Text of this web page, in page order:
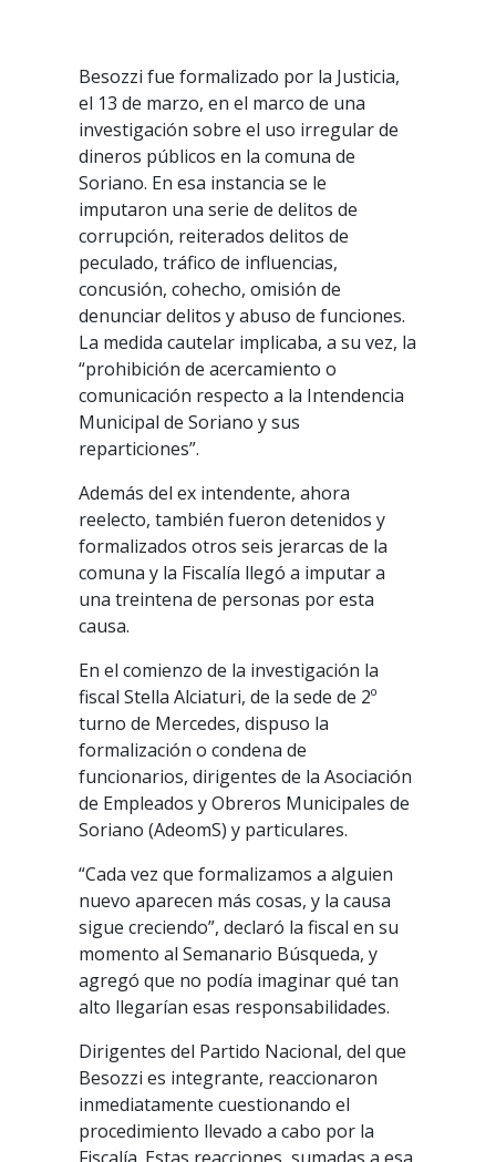
Besozzi fue formalizado por la Justicia,
el 13 de marzo, en el marco de una
investigación sobre el uso irregular de
dineros públicos en la comuna de
Soriano. En esa instancia se le
imputaron una serie de delitos de
corrupción, reiterados delitos de
peculado, tráfico de influencias,
concusión, cohecho, omisión de
denunciar delitos y abuso de funciones.
La medida cautelar implicaba, a su vez, la
“prohibición de acercamiento o
comunicación respecto a la Intendencia
Municipal de Soriano y sus
reparticiones”.
Además del ex intendente, ahora
reelecto, también fueron detenidos y
formalizados otros seis jerarcas de la
comuna y la Fiscalía llegó a imputar a
una treintena de personas por esta
causa.
En el comienzo de la investigación la
fiscal Stella Alciaturi, de la sede de 2º
turno de Mercedes, dispuso la
formalización o condena de
funcionarios, dirigentes de la Asociación
de Empleados y Obreros Municipales de
Soriano (AdeomS) y particulares.
“Cada vez que formalizamos a alguien
nuevo aparecen más cosas, y la causa
sigue creciendo”, declaró la fiscal en su
momento al Semanario Búsqueda, y
agregó que no podía imaginar qué tan
alto llegarían esas responsabilidades.
Dirigentes del Partido Nacional, del que
Besozzi es integrante, reaccionaron
inmediatamente cuestionando el
procedimiento llevado a cabo por la